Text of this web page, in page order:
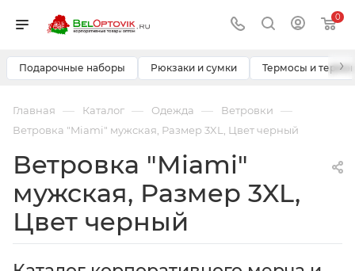
0
Подарочные наборы Рюкзаки и сумки Термосы и ›
Главная — Каталог — Одежда — Ветровки —
Ветровка "Miami" мужская, Размер 3XL, Цвет черный
Ветровка "Miami"
мужская, Размер 3XL,
Цвет черный